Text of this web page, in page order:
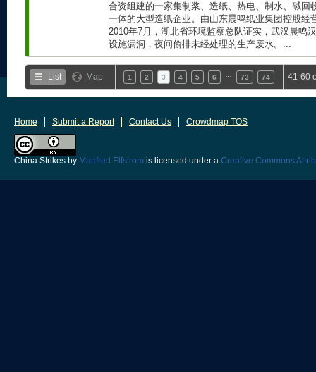
合资组建的一家集制浆、造纸、热电、制水、碱回
一体的大型造纸企业。由山东晨鸣纸业集团控股经
2010年7月，湖北省环境监察总队证实，武汉晨鸣
设施漏洞，夜间偷排未经处理的生产废水。...
List Map 1 2 3 4 5 6 73 74 41-60
Home Submit a Report Contact Us Crowdmap TOS
China Strikes by Manfred Elfstrom is licensed under a Creative Commons